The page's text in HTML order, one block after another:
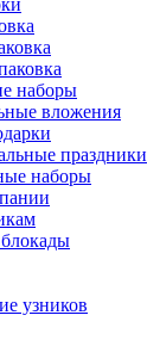
наборы
вложения
праздники
наборы
узников